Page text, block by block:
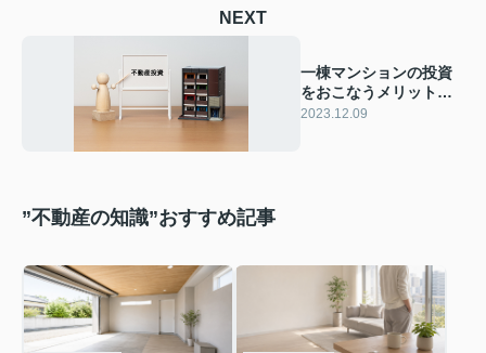
NEXT
一棟マンションの投資
をおこなうメリットや
リスクをご紹介
2023.12.09
”不動産の知識”おすすめ記事